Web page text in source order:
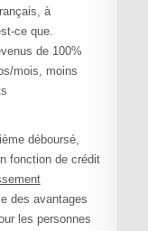
à
ce que.
de 100%
mois, moins
déboursé,
fonction de crédit
des avantages
les personnes